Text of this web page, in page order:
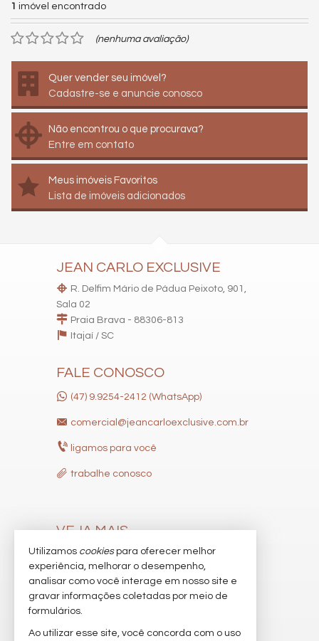
1 imóvel encontrado
(nenhuma avaliação)
Quer vender seu imóvel?
Cadastre-se e anuncie conosco
Não encontrou o que procurava?
Entre em contato
Meus imóveis Favoritos
Lista de imóveis adicionados
JEAN CARLO EXCLUSIVE
R. Delfim Mário de Pádua Peixoto, 901,
Sala 02
Praia Brava - 88306-813
Itajaí / SC
FALE CONOSCO
(47) 9.9254-2412 (WhatsApp)
comercial@jeancarloexclusive.com.br
ligamos para você
trabalhe conosco
VEJA MAIS
receba nosso newsletter
indicadores financeiros
imóveis favoritos
Utilizamos cookiespara oferecer melhor
experiência, melhorar o desempenho,
analisar como você interage em nosso site e
gravar informações coletadas por meio de
formulários.
Ao utilizar esse site, você concorda com o uso